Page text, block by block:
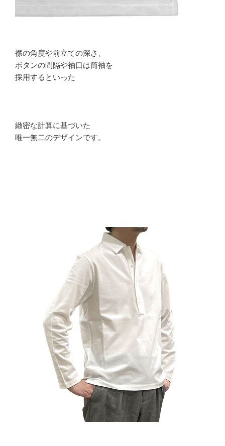
襟の角度や前立ての深さ、
ボタンの間隔や袖口は筒袖を
採用するといった
緻密な計算に基づいた
唯一無二のデザインです。